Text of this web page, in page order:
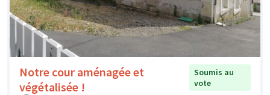
Notre cour aménagée et
végétalisée !
Soumis au
vote